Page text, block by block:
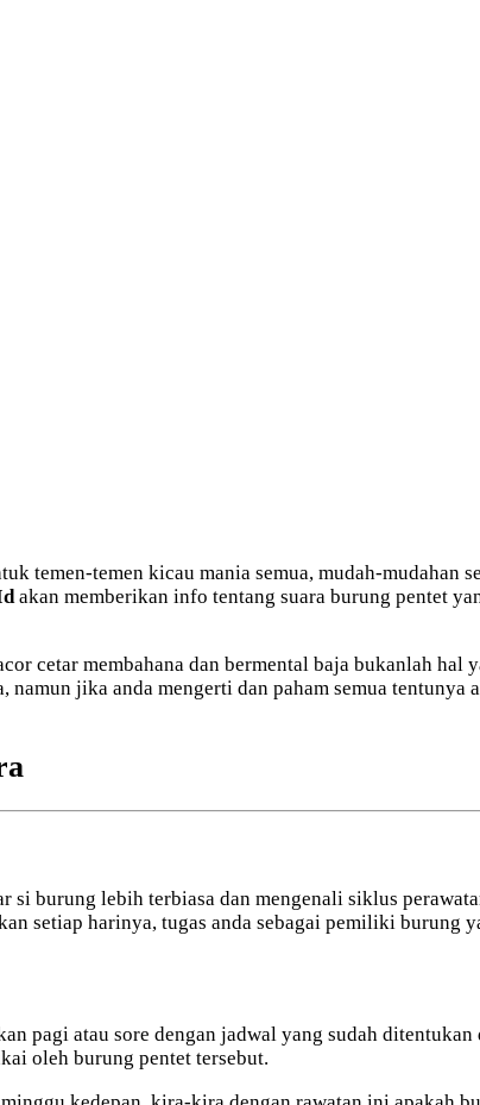
temen-temen kicau mania semua, mudah-
akan memberikan info tentang suara burung pentet
cetar membahana dan bermental baja bukanlah hal
jika anda mengerti dan paham semua tentunya
burung lebih terbiasa dan mengenali siklus
setiap harinya, tugas anda sebagai pemiliki burung
pagi atau sore dengan jadwal yang sudah
oleh burung pentet tersebut.